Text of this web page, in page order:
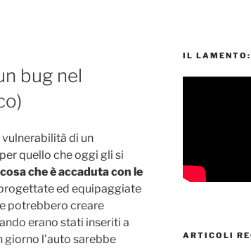
bug nel
di un
quello che oggi gli si
che è accaduta con le
ed equipaggiate
potrebbero creare
erano stati inseriti a
l’auto sarebbe
IL
ARTICOLI